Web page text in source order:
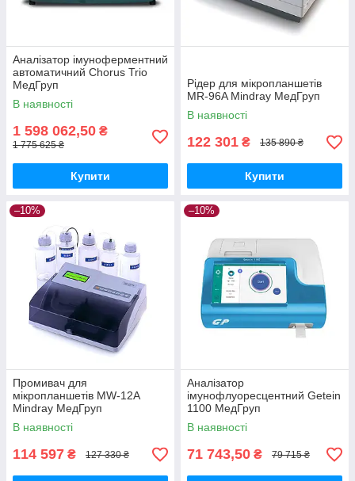
Аналізатор імуноферментний
автоматичний Chorus Trio
МедГруп
В наявності
1 598 062,50 ₴
1 775 625 ₴
Купити
Рідер для мікропланшетів
MR-96A Mindray МедГруп
В наявності
122 301 ₴ 135 890 ₴
Купити
–10%
Промивач для
мікропланшетів MW-12A
Mindray МедГруп
В наявності
114 597 ₴ 127 330 ₴
–10%
Аналізатор
імунофлуоресцентний Getein
1100 МедГруп
В наявності
71 743,50 ₴ 79 715 ₴